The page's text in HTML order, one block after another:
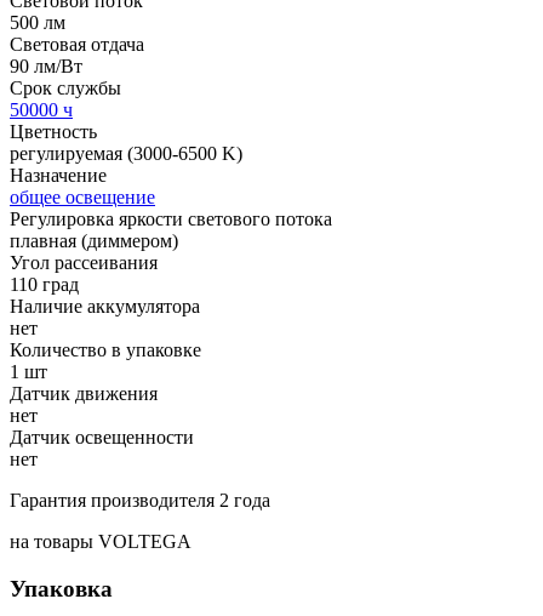
500 лм
Световая отдача
90 лм/Вт
Срок службы
50000 ч
Цветность
регулируемая (3000-6500 K)
Назначение
общее освещение
Регулировка яркости светового потока
плавная (диммером)
Угол рассеивания
110 град
Наличие аккумулятора
нет
Количество в упаковке
1 шт
Датчик движения
нет
Датчик освещенности
нет
Гарантия производителя 2 года
на товары VOLTEGA
Упаковка